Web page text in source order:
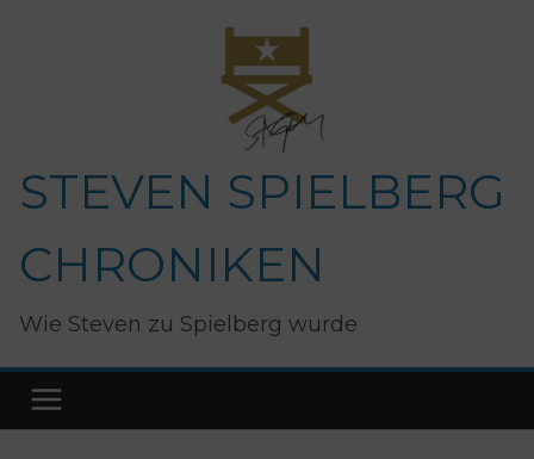
STEVEN SPIELBERG
CHRONIKEN
Wie Steven zu Spielberg wurde